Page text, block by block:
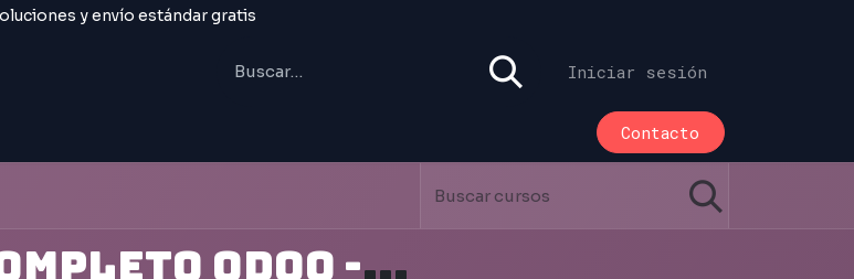
y envío estándar gratis
Iniciar sesión
Contacto
Curso Completo Odoo - v16